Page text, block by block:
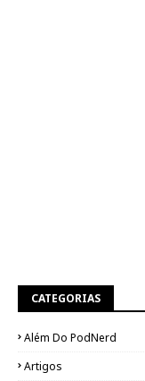
CATEGORIAS
Além Do PodNerd
Artigos